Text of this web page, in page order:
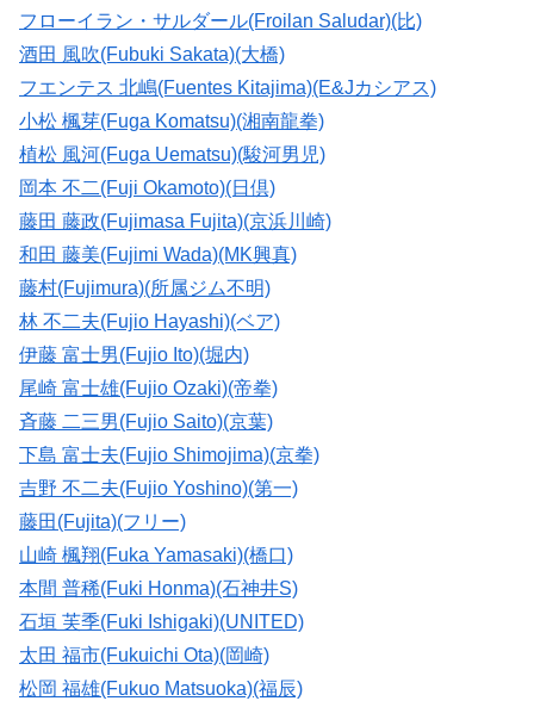
フローイラン・サルダール(Froilan Saludar)(比)
酒田 風吹(Fubuki Sakata)(大橋)
フエンテス 北嶋(Fuentes Kitajima)(E&Jカシアス)
小松 楓芽(Fuga Komatsu)(湘南龍拳)
植松 風河(Fuga Uematsu)(駿河男児)
岡本 不二(Fuji Okamoto)(日倶)
藤田 藤政(Fujimasa Fujita)(京浜川崎)
和田 藤美(Fujimi Wada)(MK興真)
藤村(Fujimura)(所属ジム不明)
林 不二夫(Fujio Hayashi)(ベア)
伊藤 富士男(Fujio Ito)(堀内)
尾崎 富士雄(Fujio Ozaki)(帝拳)
斉藤 二三男(Fujio Saito)(京葉)
下島 富士夫(Fujio Shimojima)(京拳)
吉野 不二夫(Fujio Yoshino)(第一)
藤田(Fujita)(フリー)
山崎 楓翔(Fuka Yamasaki)(橋口)
本間 普稀(Fuki Honma)(石神井S)
石垣 芙季(Fuki Ishigaki)(UNITED)
太田 福市(Fukuichi Ota)(岡崎)
松岡 福雄(Fukuo Matsuoka)(福辰)